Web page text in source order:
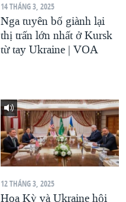
14 THÁNG 3, 2025
Nga tuyên bố giành lại
thị trấn lớn nhất ở Kursk
từ tay Ukraine | VOA
12 THÁNG 3, 2025
Hoa Kỳ và Ukraine hội